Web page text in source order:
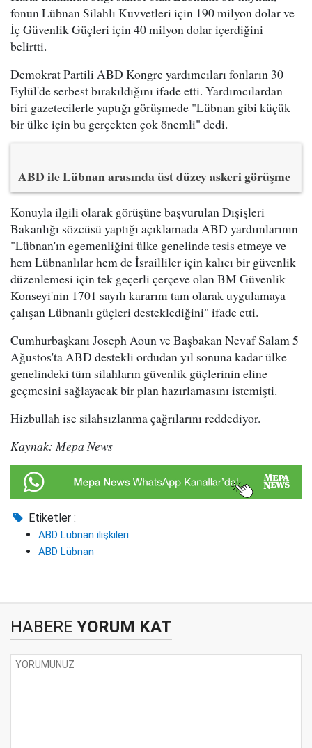
fonun Lübnan Silahlı Kuvvetleri için 190 milyon dolar ve
İç Güvenlik Güçleri için 40 milyon dolar içerdiğini
belirtti.
Demokrat Partili ABD Kongre yardımcıları fonların 30
Eylül'de serbest bırakıldığını ifade etti. Yardımcılardan
biri gazetecilerle yaptığı görüşmede "Lübnan gibi küçük
bir ülke için bu gerçekten çok önemli" dedi.
ABD ile Lübnan arasında üst düzey askeri görüşme
Konuyla ilgili olarak görüşüne başvurulan Dışişleri
Bakanlığı sözcüsü yaptığı açıklamada ABD yardımlarının
"Lübnan'ın egemenliğini ülke genelinde tesis etmeye ve
hem Lübnanlılar hem de İsrailliler için kalıcı bir güvenlik
düzenlemesi için tek geçerli çerçeve olan BM Güvenlik
Konseyi'nin 1701 sayılı kararını tam olarak uygulamaya
çalışan Lübnanlı güçleri desteklediğini" ifade etti.
Cumhurbaşkanı Joseph Aoun ve Başbakan Nevaf Salam 5
Ağustos'ta ABD destekli ordudan yıl sonuna kadar ülke
genelindeki tüm silahların güvenlik güçlerinin eline
geçmesini sağlayacak bir plan hazırlamasını istemişti.
Hizbullah ise silahsızlanma çağrılarını reddediyor.
Kaynak: Mepa News
Etiketler :
ABD Lübnan ilişkileri
ABD Lübnan
HABERE YORUM KAT